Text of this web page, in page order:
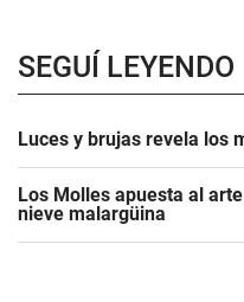
SEGUÍ LEYENDO
Luces y brujas revela los
Los Molles apuesta al
nieve malargüina